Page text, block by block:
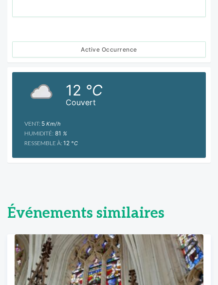
Active Occurrence
Couvert
12 °C
VENT: 5 Km/h
HUMIDITÉ: 81 %
RESSEMBLE À: 12 °C
Événements similaires